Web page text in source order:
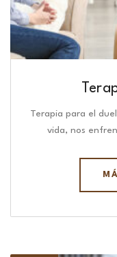
Terapia para el
vida, nos